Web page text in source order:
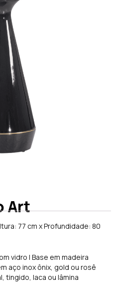
Art
77 cm x Profundidade: 80
vidro | Base em madeira
aço inox ônix, gold ou rosê
tingido, laca ou lâmina